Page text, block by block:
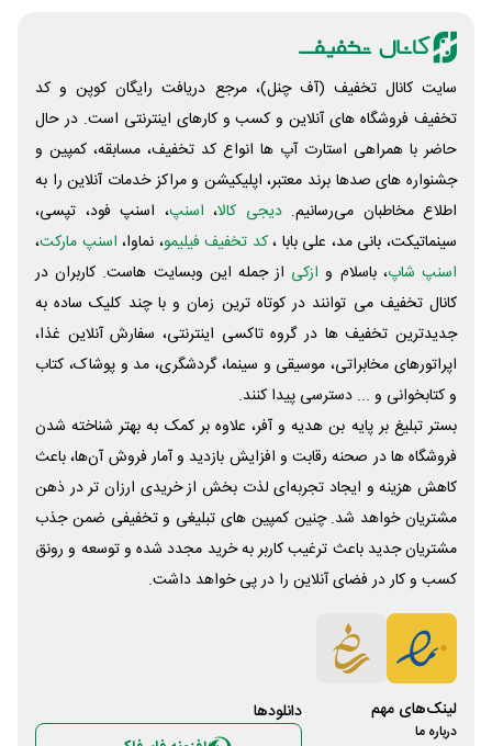
سایت کانال تخفیف (آف چنل)، مرجع دریافت رایگان کوپن و کد
تخفیف فروشگاه های آنلاین و کسب و‌ کارهای اینترنتی است. در حال
حاضر با همراهی استارت آپ ها انواع کد تخفیف، مسابقه، کمپین و
جشنواره های صدها برند معتبر، اپلیکیشن و مراکز خدمات آنلاین را به
اطلاع مخاطبان می‌رسانیم. دیجی کالا، اسنپ، اسنپ فود، تپسی،
سینماتیکت، بانی مد، علی‌ بابا ،کد تخفیف فیلیمو، نماوا، اسنپ مارکت،
اسنپ شاپ، باسلام و ازکی از جمله این وبسایت ‌هاست. کاربران در
کانال تخفیف می توانند در کوتاه ترین زمان و با چند کلیک ساده به
جدیدترین تخفیف ها در گروه تاکسی اینترنتی، سفارش آنلاین غذا،
اپراتورهای مخابراتی، موسیقی و سینما، گردشگری، مد و پوشاک، کتاب
و کتابخوانی و ... دسترسی پیدا کنند.
بستر تبلیغ بر پایه بن هدیه و آفر، علاوه بر کمک به بهتر شناخته شدن
فروشگاه ها در صحنه رقابت و افزایش بازدید و آمار فروش آن‌ها، باعث
کاهش هزینه و ایجاد تجربه‌ای لذت بخش از خریدی ارزان تر در ذهن
مشتریان خواهد شد. چنین کمپین های تبلیغی و تخفیفی ضمن جذب
مشتریان جدید باعث ترغیب کاربر به خرید مجدد شده و توسعه و رونق
کسب و کار در فضای آنلاین را در پی خواهد داشت.
لینک‌های مهم
درباره ما
دانلود‌ها